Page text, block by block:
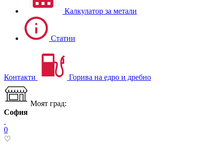
Калкулатор за метали
Статии
Контакти Горива на едро и дребно
Моят град:
София
0
♡